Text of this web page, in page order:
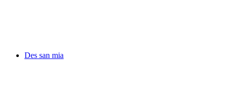
Des san mia